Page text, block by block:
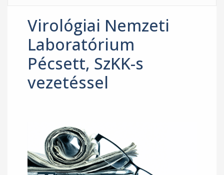
Virológiai Nemzeti
Laboratórium
Pécsett, SzKK-s
vezetéssel